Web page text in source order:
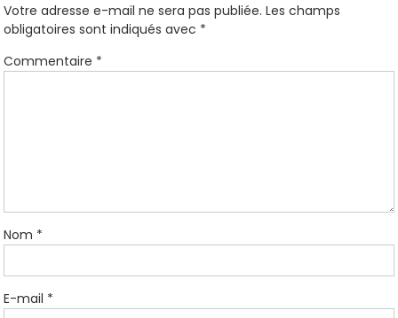
Votre adresse e-mail ne sera pas publiée. Les champs
obligatoires sont indiqués avec *
Commentaire *
Nom *
E-mail *